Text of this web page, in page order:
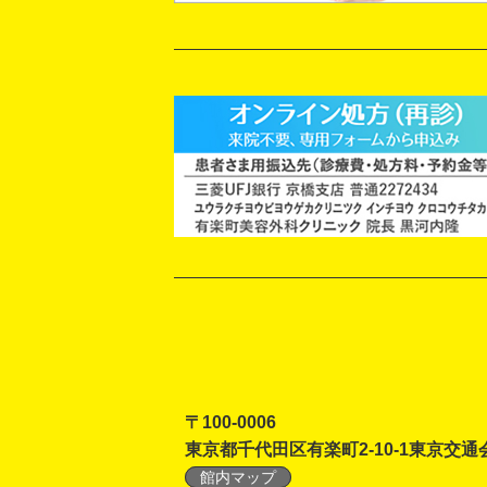
〒100-0006
東京都千代田区有楽町2-10-1東京交通
館内マップ